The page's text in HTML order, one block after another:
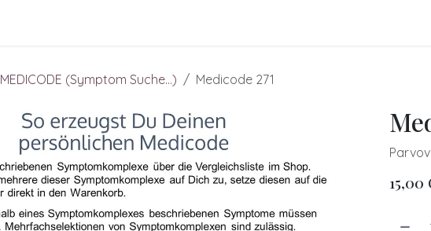
MEDICODE (Symptom Suche...) Medicode 271
15,00